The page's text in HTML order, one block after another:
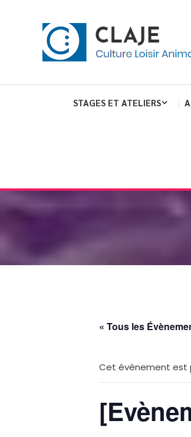
Claje
STAGES ET ATELIERS
« Tous les
Cet évènement est